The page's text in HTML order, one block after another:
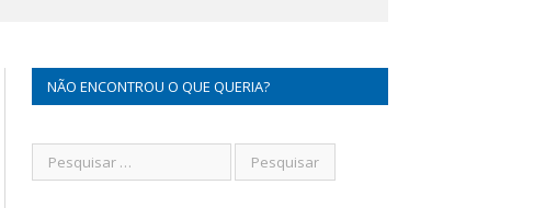
NÃO ENCONTROU O QUE QUERIA?